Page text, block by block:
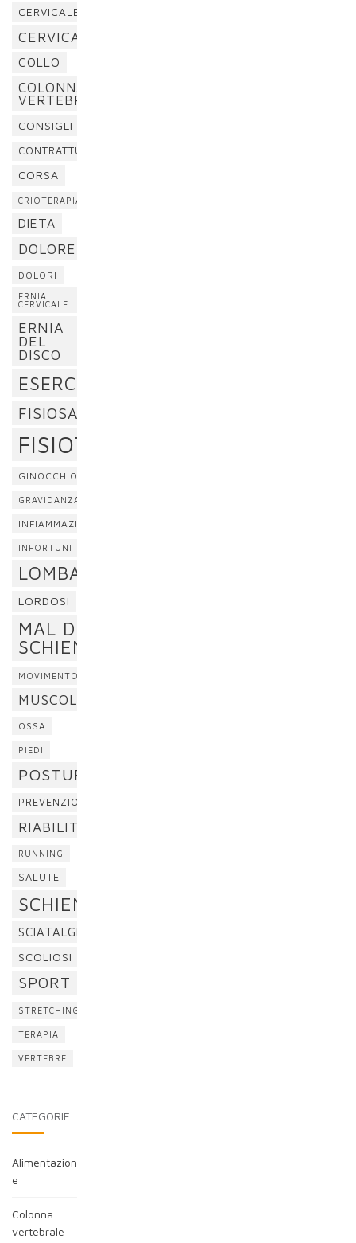
CERVICALE
CERVICALGIA
COLLO
COLONNA
VERTEBRALE
CONSIGLI
CONTRATTURA
CORSA
CRIOTERAPIA
DIETA
DOLORE
DOLORI
ERNIA
CERVICALE
ERNIA
DEL
DISCO
ESERCIZI
FISIOSAN
FISIOTERAPIA
GINOCCHIO
GRAVIDANZA
INFIAMMAZIONE
INFORTUNI
LOMBALGIA
LORDOSI
MAL DI
SCHIENA
MOVIMENTO
MUSCOLI
OSSA
PIEDI
POSTURA
PREVENZIONE
RIABILITAZIONE
RUNNING
SALUTE
SCHIENA
SCIATALGIA
SCOLIOSI
SPORT
STRETCHING
TERAPIA
VERTEBRE
CATEGORIE
Alimentazion
e
Colonna
vertebrale